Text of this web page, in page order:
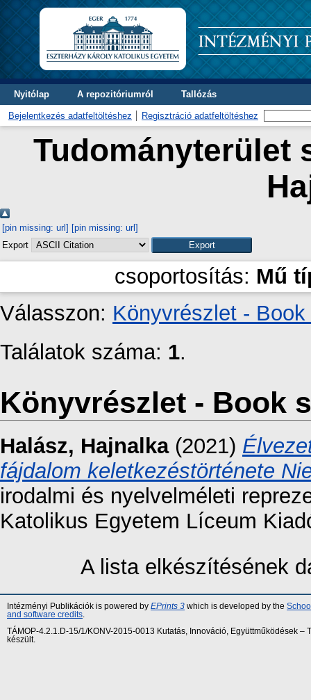
Nyitólap A repozitóriumról Tallózás
Bejelentkezés adatfeltöltéshez Regisztráció adatfeltöltéshez
Tudományterület
[pin missing: url] [pin missing: url]
Export
csoportosítás: Mű
Válasszon: Könyvrészlet -
Találatok száma: 1.
Könyvrészlet - Book
Halász, Hajnalka(2021)
fájdalom keletkezéstörténete
irodalmi és nyelvelméleti
Katolikus Egyetem Líceum
A lista elkészítésének
Intézményi Publikációk is powered by EPrints 3 which is developed by the
and software credits
TÁMOP-4.2.1.D-15/1/KONV-2015-0013 Kutatás, Innováció, Együttműködések
készült.